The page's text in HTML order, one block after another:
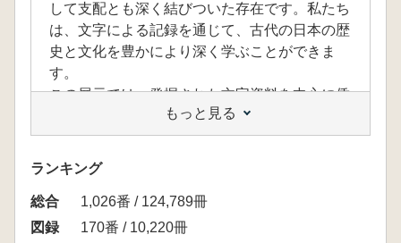
して支配とも深く結びついた存在です。私たち
は、文字による記録を通じて、古代の日本の歴
史と文化を豊かにより深く学ぶことができま
す。
この展示では、発掘された文字資料を中心に倭
人と文字の歴史を考えていきます。弥生時代か
ら古墳時代、そして飛鳥時代にかけて、倭人た
ちがどのように文字を使い、記録してきたの
か、文字記録によって明らかにされる倭人の歴
史にスポットをあててみたいと思います。(企
画展案内文より)
もっと見る
ランキング
総合
1,026番 / 124,789冊
図録
170番 / 10,220冊